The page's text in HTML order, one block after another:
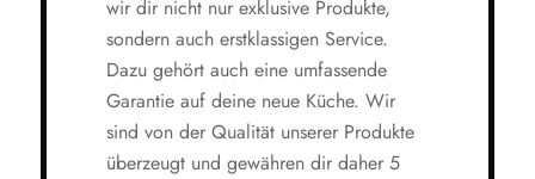
wir dir nicht nur exklusive Produkte,
sondern auch erstklassigen Service.
Dazu gehört auch eine umfassende
Garantie auf deine neue Küche. Wir
sind von der Qualität unserer Produkte
überzeugt und gewähren dir daher 5